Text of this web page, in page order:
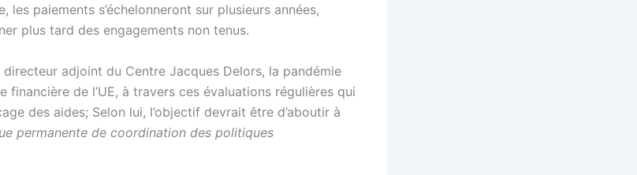
les paiements s’échelonneront sur plusieurs années,
plus tard des engagements non tenus.
directeur adjoint du Centre Jacques Delors, la pandémie
financière de l’UE, à travers ces évaluations régulières qui
des aides; Selon lui, l’objectif devrait être d’aboutir à
permanente de coordination des politiques